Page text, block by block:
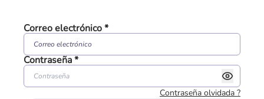
Correo electrónico*
Contraseña*
Contraseña olvidada ?